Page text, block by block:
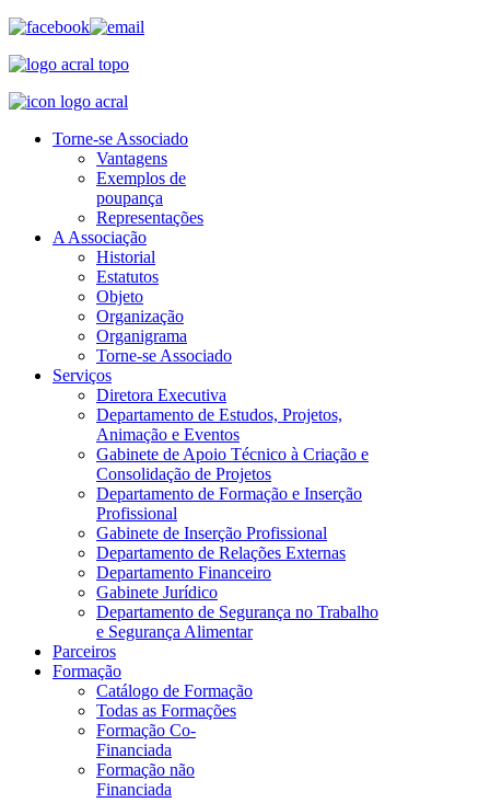
Torne-se Associado
Vantagens
Exemplos de
poupança
Representações
A Associação
Historial
Estatutos
Objeto
Organização
Organigrama
Torne-se Associado
Serviços
Diretora Executiva
Departamento de Estudos, Projetos,
Animação e Eventos
Gabinete de Apoio Técnico à Criação e
Consolidação de Projetos
Departamento de Formação e Inserção
Profissional
Gabinete de Inserção Profissional
Departamento de Relações Externas
Departamento Financeiro
Gabinete Jurídico
Departamento de Segurança no Trabalho
e Segurança Alimentar
Parceiros
Formação
Catálogo de Formação
Todas as Formações
Formação Co-
Financiada
Formação não
Financiada